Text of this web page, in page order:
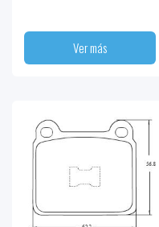
Ver más